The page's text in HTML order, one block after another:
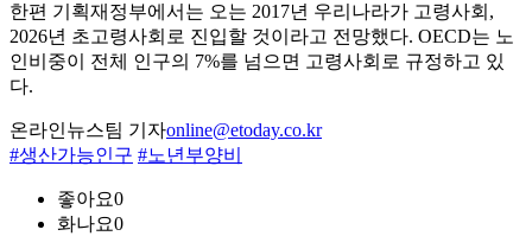
한편 기획재정부에서는 오는 2017년 우리나라가 고령사회,
2026년 초고령사회로 진입할 것이라고 전망했다. OECD는 노
인비중이 전체 인구의 7%를 넘으면 고령사회로 규정하고 있
다.
온라인뉴스팀 기자online@etoday.co.kr
#생산가능인구 #노년부양비
좋아요0
화나요0